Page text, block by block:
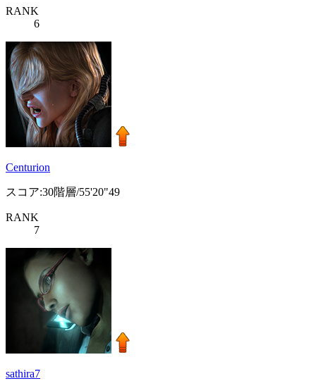
RANK
6
Centurion
スコア:30階層/55'20"49
RANK
7
sathira7